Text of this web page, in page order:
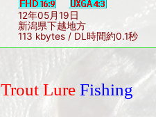
12年05月19日
新潟県下越地方
113 kbytes / DL時間約0.1秒
Trout Lure Fishing